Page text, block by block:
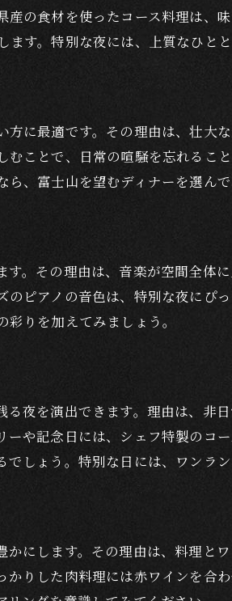
のディナータイムの過ごし方提案
町で叶える贅沢な夜のひととき
特別な時間をディナーで演出
通じて心満たされる夜の過ごし方
共に楽しむ贅沢な食事
感じる音楽と美食の贅沢な調和
リーな夜に欠かせない音楽の演出
彩るピアノ生演奏付きディナー
の食材を使ったコース料理は、
す。特別な夜には、上質なひとと
に最適です。その理由は、壮大
ことで、日常の喧騒を忘れるこ
、富士山を望むディナーを選んで
。その理由は、音楽が空間全体
ピアノの音色は、特別な夜にぴ
りを加えてみましょう。
夜を演出できます。理由は、非
や記念日には、シェフ特製のコ
しょう。特別な日には、ワンラン
にします。その理由は、料理と
りした肉料理には赤ワインを合